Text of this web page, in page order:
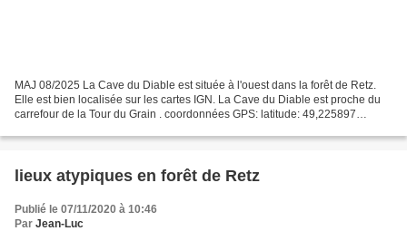
MAJ 08/2025 La Cave du Diable est située à l'ouest dans la forêt de Retz.
Elle est bien localisée sur les cartes IGN. La Cave du Diable est proche du
carrefour de la Tour du Grain . coordonnées GPS: latitude: 49,225897
lieux atypiques en forêt de Retz
Publié le 07/11/2020 à 10:46
Par Jean-Luc